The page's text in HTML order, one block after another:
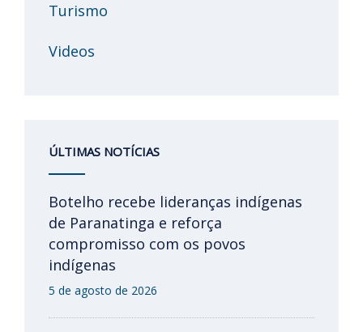
Turismo
Videos
ÚLTIMAS NOTÍCIAS
Botelho recebe lideranças indígenas
de Paranatinga e reforça
compromisso com os povos
indígenas
5 de agosto de 2026